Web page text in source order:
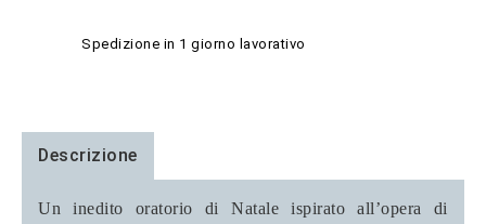
Spedizione in 1 giorno lavorativo
Descrizione
Un inedito oratorio di Natale ispirato all’opera di